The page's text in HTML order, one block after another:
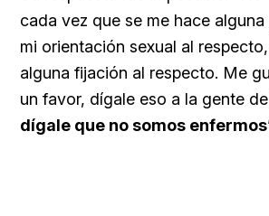
cada vez que se me hace
mi orientación sexual al
alguna fijación al respecto. Me
un favor, dígale eso a la gente de
dígale que no somos enfermos